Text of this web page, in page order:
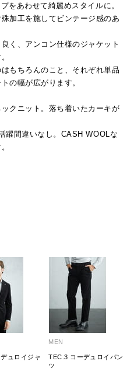
をあわせて綺麗めスタイルに。
加工を施してビンテージ感のあ
く、アンコン仕様のジャケット
もちろんのこと、それぞれ単品
の幅が広がります。
クニット。落ち着いたカーキが
躍間違いなし。CASH WOOLな
ュロイジャ
MEN
TEC.3 コーデュロイパン
ツ